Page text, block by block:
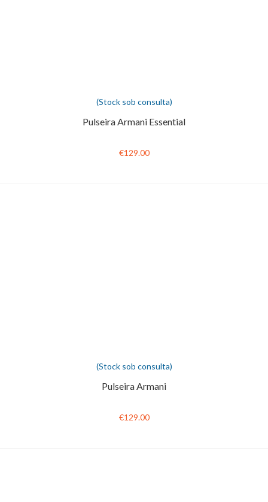
(Stock sob consulta)
Pulseira Armani Essential
€129.00
(Stock sob consulta)
Pulseira Armani
€129.00